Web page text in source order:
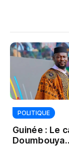
POLITIQUE
Guinée : Le
Doumbouya